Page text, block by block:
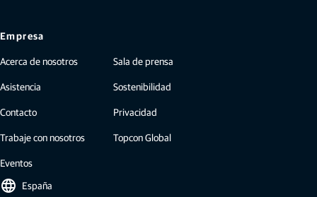
Empresa
Acerca de nosotros
Asistencia
Contacto
Trabaje con nosotros
Eventos
Sala de prensa
Sostenibilidad
Privacidad
Topcon Global
language España